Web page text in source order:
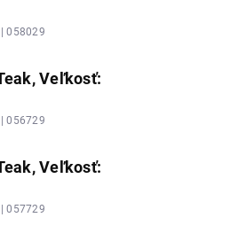
| 058029
Veľkosť:
| 056729
Veľkosť:
| 057729